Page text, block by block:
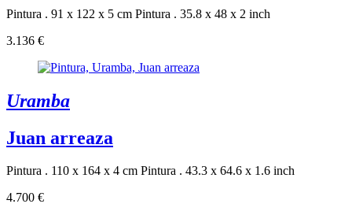
Pintura . 91 x 122 x 5 cm Pintura . 35.8 x 48 x 2 inch
3.136 €
Uramba
Juan arreaza
Pintura . 110 x 164 x 4 cm Pintura . 43.3 x 64.6 x 1.6 inch
4.700 €